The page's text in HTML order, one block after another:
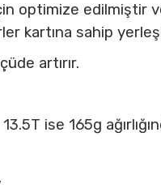
optimize edilmiştir
kartına sahip
artırır.
ise 165g